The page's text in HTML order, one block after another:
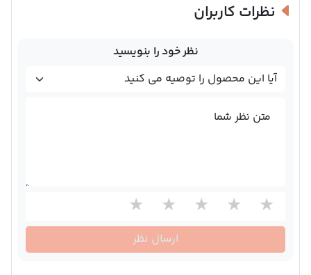
نظرات کاربران
نظر خود را بنویسید
متن نظر شما
ارسال نظر